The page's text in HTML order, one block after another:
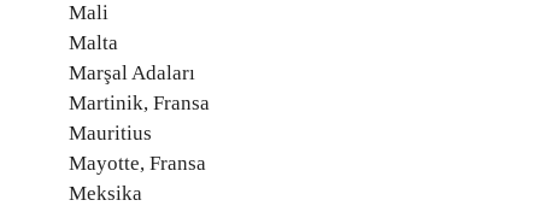
Mali
Malta
Marşal Adaları
Martinik, Fransa
Mauritius
Mayotte, Fransa
Meksika